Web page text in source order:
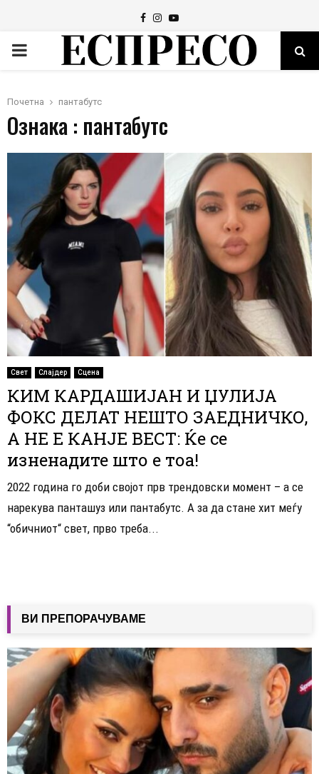
Facebook
Instagram
Youtube
PRIMARY
Почетна пантабутс
Ознака : пантабутс
Свет Слајдер Сцена
КИМ КАРДАШИЈАН И ЏУЛИЈА
ФОКС ДЕЛАТ НЕШТО ЗАЕДНИЧКО,
А НЕ Е КАНЈЕ ВЕСТ: Ќе се
изненадите што е тоа!
2022 година го доби својот прв трендовски момент – а се
нарекува панташуз или пантабутс. А за да стане хит меѓу
“обичниот“ свет, прво треба...
ВИ ПРЕПОРАЧУВАМЕ